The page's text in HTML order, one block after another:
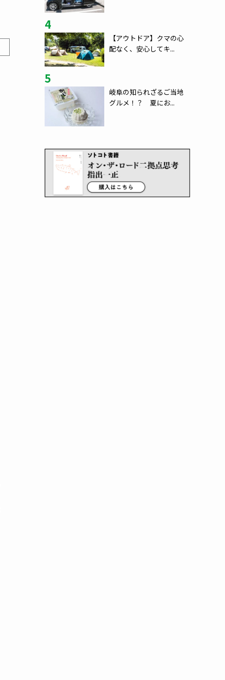
4
【アウトドア】クマの心
配なく、安心してキ...
5
岐阜の知られざるご当地
グルメ！？ 夏にお...